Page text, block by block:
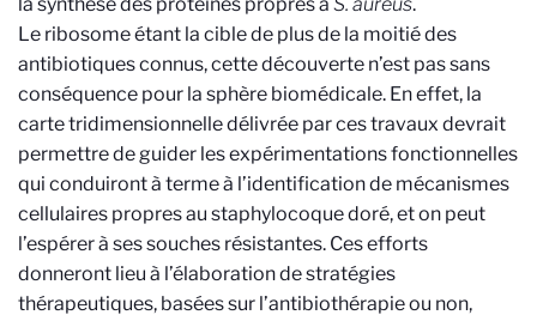
Le ribosome étant la cible de plus de la moitié des
antibiotiques connus, cette découverte n’est pas sans
conséquence pour la sphère biomédicale. En effet, la
carte tridimensionnelle délivrée par ces travaux devrait
permettre de guider les expérimentations fonctionnelles
qui conduiront à terme à l’identification de mécanismes
cellulaires propres au staphylocoque doré, et on peut
l’espérer à ses souches résistantes. Ces efforts
donneront lieu à l’élaboration de stratégies
thérapeutiques, basées sur l’antibiothérapie ou non,